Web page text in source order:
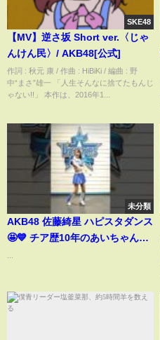
SKE48
【MV】逆さ坂 Short ver.〈じゃ
んけん民〉/ AKB48[公式]
作詞 : 秋元 康 / 作曲 : HiBiKi / 編曲 : 野
中“まさ”雄一 「人生そんなに捨てたもんじ
ゃない!!」 本作は、2016年1...
未分類
AKB48 佐藤綺星 ハピスタダンス
🤩💙 チア歴10年のあいちゃんと
ダンス